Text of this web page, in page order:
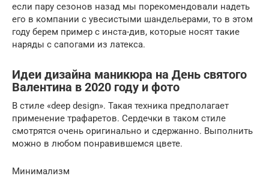
если пару сезонов назад мы порекомендовали надеть
его в компании с увесистыми шандельерами, то в этом
году берем пример с инста-див, которые носят такие
наряды с сапогами из латекса.
Идеи дизайна маникюра на День святого
Валентина в 2020 году и фото
В стиле «deep design». Такая техника предполагает
применение трафаретов. Сердечки в таком стиле
смотрятся очень оригинально и сдержанно. Выполнить
можно в любом понравившемся цвете.
Минимализм